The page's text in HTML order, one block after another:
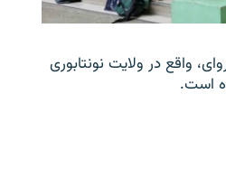
واقع در ولایت نونتابوری
است.